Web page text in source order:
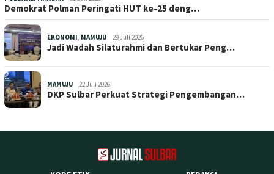
Demokrat Polman Peringati HUT ke-25 deng…
EKONOMI, MAMUJU 29 Juli 2026
Jadi Wadah Silaturahmi dan Bertukar Peng…
MAMUJU 22 Juli 2026
DKP Sulbar Perkuat Strategi Pengembangan…